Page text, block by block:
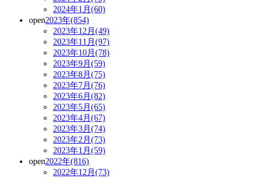
2024年1月(60)
open2023年(854)
2023年12月(49)
2023年11月(97)
2023年10月(78)
2023年9月(59)
2023年8月(75)
2023年7月(76)
2023年6月(82)
2023年5月(65)
2023年4月(67)
2023年3月(74)
2023年2月(73)
2023年1月(59)
open2022年(816)
2022年12月(73)